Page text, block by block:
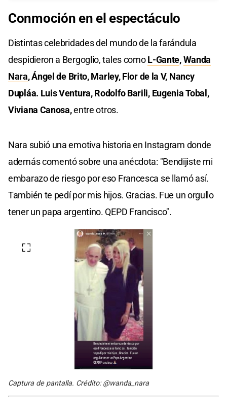
Conmoción en el espectáculo
Distintas celebridades del mundo de la farándula
despidieron a Bergoglio, tales comoL-Gante,Wanda
Nara, Ángel de Brito, Marley, Flor de la V, Nancy
Dupláa. Luis Ventura, Rodolfo Barili, Eugenia Tobal,
Viviana Canosa,entre otros.
Nara subió una emotiva historia en Instagram donde
además comentó sobre una anécdota: "Bendijiste mi
embarazo de riesgo por eso Francesca se llamó así.
También te pedí por mis hijos. Gracias. Fue un orgullo
tener un papa argentino. QEPD Francisco".
Captura de pantalla. Crédito: @wanda_nara